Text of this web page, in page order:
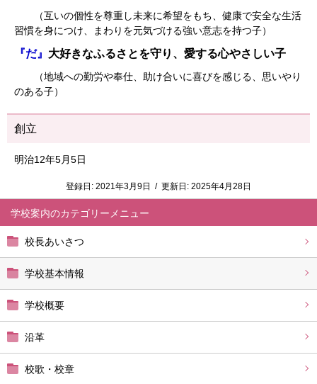
学校案内
校長あいさつ
学校基本情報
学校概要
沿革
校歌・校章
（互いの個性を尊重し未来に希望をもち、健康で安全な生活
習慣を身につけ、まわりを元気づける強い意志を持つ子）
『だ』 大好きなふるさとを守り、愛する心やさしい子
（地域への勤労や奉仕、助け合いに喜びを感じる、思いやり
のある子）
創立
明治12年5月5日
登録日: 2021年3月9日 / 更新日: 2025年4月28日